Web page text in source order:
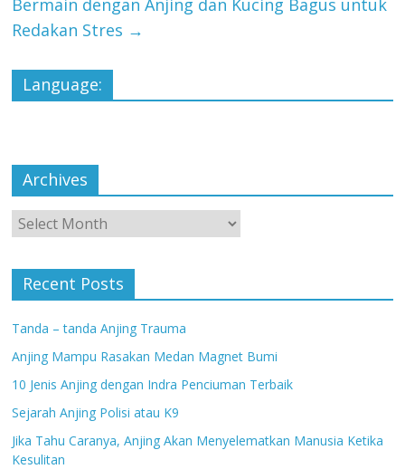
Bermain dengan Anjing dan Kucing Bagus untuk
Redakan Stres →
Language:
Archives
Archives
Recent Posts
Tanda – tanda Anjing Trauma
Anjing Mampu Rasakan Medan Magnet Bumi
10 Jenis Anjing dengan Indra Penciuman Terbaik
Sejarah Anjing Polisi atau K9
Jika Tahu Caranya, Anjing Akan Menyelematkan Manusia Ketika
Kesulitan